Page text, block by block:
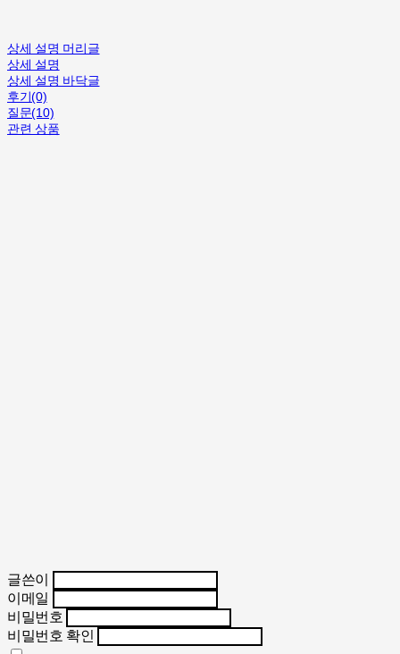
상세 설명 머리글
상세 설명
상세 설명 바닥글
후기(0)
질문(10)
관련 상품
글쓴이
이메일
비밀번호
비밀번호 확인